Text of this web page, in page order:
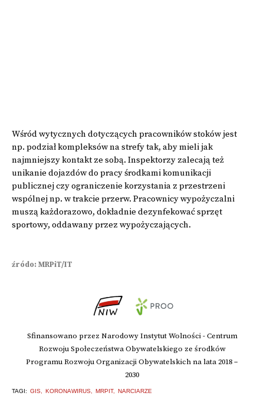
Wśród wytycznych dotyczących pracowników stoków jest
np. podział kompleksów na strefy tak, aby mieli jak
najmniejszy kontakt ze sobą. Inspektorzy zalecają też
unikanie dojazdów do pracy środkami komunikacji
publicznej czy ograniczenie korzystania z przestrzeni
wspólnej np. w trakcie przerw. Pracownicy wypożyczalni
muszą każdorazowo, dokładnie dezynfekować sprzęt
sportowy, oddawany przez wypożyczających.
źródo: MRPiT/IT
Sfinansowano przez Narodowy Instytut Wolności - Centrum
Rozwoju Społeczeństwa Obywatelskiego ze środków
Programu Rozwoju Organizacji Obywatelskich na lata 2018 –
2030
TAGI: GIS KORONAWIRUS MRPIT NARCIARZE